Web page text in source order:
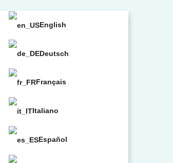
English
Deutsch
Français
Italiano
Español